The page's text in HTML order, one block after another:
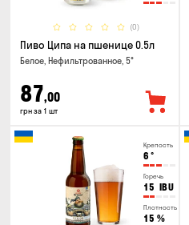
(0)
Пиво Ципа на пшенице 0.5л
Белое, Нефильтрованное, 5°
87,00
грн за 1 шт
Крепость
6 °
Горечь
15 IBU
Плотность
15 %